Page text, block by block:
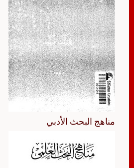
مناهج البحث الأدبي